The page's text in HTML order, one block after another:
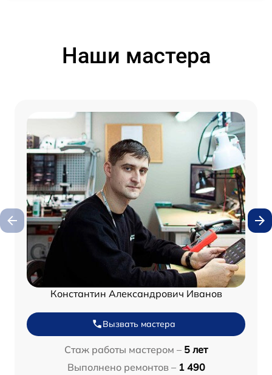
Наши мастера
Константин Александрович Иванов
Вызвать мастера
Стаж работы мастером – 5 лет
Выполнено ремонтов – 1 490